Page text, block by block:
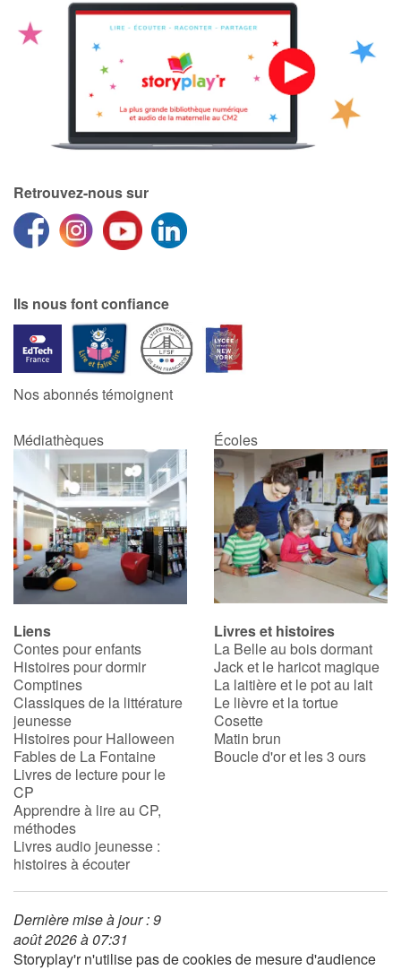
Retrouvez-nous sur
Ils nous font confiance
Nos abonnés témoignent
Médiathèques Écoles
Liens
Contes pour enfants
Histoires pour dormir
Comptines
Classiques de la littérature
jeunesse
Histoires pour Halloween
Fables de La Fontaine
Livres de lecture pour le
CP
Apprendre à lire au CP,
méthodes
Livres audio jeunesse :
histoires à écouter
Livres et histoires
La Belle au bois dormant
Jack et le haricot magique
La laitière et le pot au lait
Le lièvre et la tortue
Cosette
Matin brun
Boucle d'or et les 3 ours
Dernière mise à jour : 9
août 2026 à 07:31
Storyplay'r n'utilise pas de cookies de mesure d'audience